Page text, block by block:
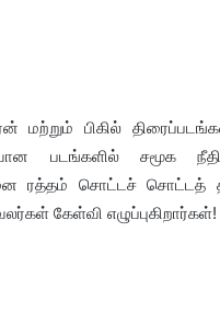
மற்றும் பிகில்
படங்களில் சமூக
ரத்தம் சொட்டச்
கேள்வி எழுப்புகிறார்கள்!